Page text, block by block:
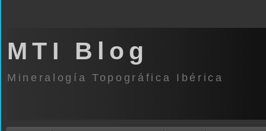
MTI Blog
Mineralogía Topográfica Ibérica